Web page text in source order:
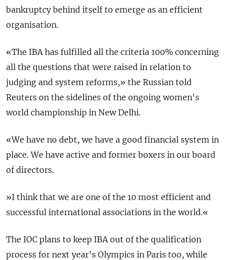
bankruptcy behind itself to emerge as an efficient
organisation.
«The IBA has fulfilled all the criteria 100% concerning
all the questions that were raised in relation to
judging and system reforms,» the Russian told
Reuters on the sidelines of the ongoing women's
world championship in New Delhi.
«We have no debt, we have a good financial system in
place. We have active and former boxers in our board
of directors.
»I think that we are one of the 10 most efficient and
successful international associations in the world.«
The IOC plans to keep IBA out of the qualification
process for next year's Olympics in Paris too, while